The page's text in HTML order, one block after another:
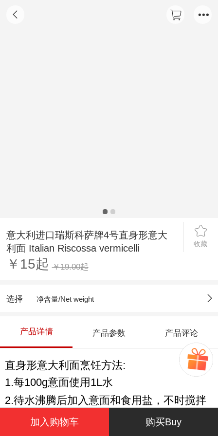
意大利进口瑞斯科萨牌4号直身形意大
利面 Italian Riscossa vermicelli
收藏
￥15起 ￥19.00起
选择 净含量/Net weight
产品详情 产品参数 产品评论
直身形意大利面烹饪方法:
1.每100g意面使用1L水
2.待水沸腾后加入意面和食用盐，不时搅拌
3.7分钟煮熟后将水沥干
加入购物车 购买Buy